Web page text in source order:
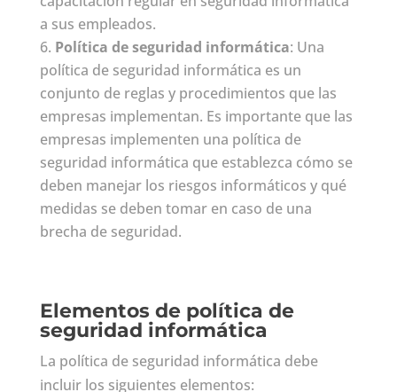
a sus empleados.
Política de seguridad informática: Una
política de seguridad informática es un
conjunto de reglas y procedimientos que las
empresas implementan. Es importante que las
empresas implementen una política de
seguridad informática que establezca cómo se
deben manejar los riesgos informáticos y qué
medidas se deben tomar en caso de una
brecha de seguridad.
Elementos de política de
seguridad informática
La política de seguridad informática debe
incluir los siguientes elementos: